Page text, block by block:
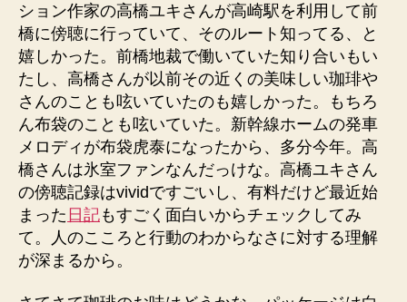
ション作家の高橋ユキさんが高崎駅を利用して前
橋に傍聴に行っていて、そのルート知ってる、と
嬉しかった。前橋地裁で働いていた知り合いもい
たし、高橋さんが以前その近くの美味しい珈琲や
さんのことも呟いていたのも嬉しかった。もちろ
ん布袋のことも呟いていた。新幹線ホームの発車
メロディが布袋虎泰になったから、多分今年。高
橋さんは氷室ファンなんだっけな。高橋ユキさん
の傍聴記録はvividですごいし、有料だけど最近始
まった 日記もすごく面白いからチェックしてみ
て。人のこころと行動のわからなさに対する理解
が深まるから。